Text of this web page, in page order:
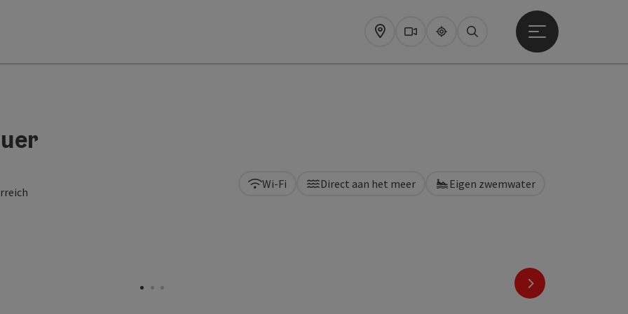
Map WebcamsUpperguide
Zoeken
Startmenu openen
nächstes Element
Wi-Fi Direct aan het meer Eigen zwemwater